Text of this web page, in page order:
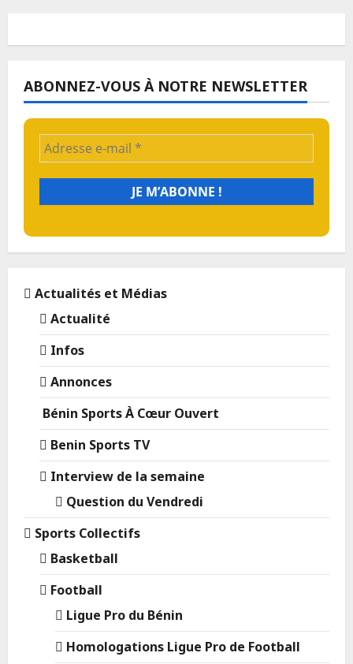
ABONNEZ-VOUS À NOTRE NEWSLETTER
Actualités et Médias
Actualité
Infos
Annonces
Bénin Sports À Cœur Ouvert
Benin Sports TV
Interview de la semaine
Question du Vendredi
Sports Collectifs
Basketball
Football
Ligue Pro du Bénin
Homologations Ligue Pro de Football